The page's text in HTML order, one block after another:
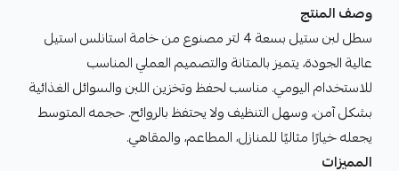
وصف المنتج
سطل لبن ستيل بسعة 4 لتر مصنوع من خامة استانلس استيل
عالية الجودة، يتميز بالمتانة والتصميم العملي المناسب
للاستخدام اليومي. مناسب لحفظ وتخزين اللبن والسوائل الغذائية
بشكل آمن، وسهل التنظيف ولا يحتفظ بالروائح. حجمه المتوسط
يجعله خيارًا مثاليًا للمنازل، المطاعم، والمقاهي.
المميزات